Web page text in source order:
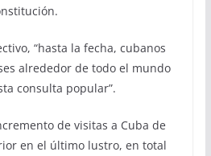
“hasta la fecha, cubanos
alrededor de todo el mundo
consulta popular”.
de visitas a Cuba de
en el último lustro, en total